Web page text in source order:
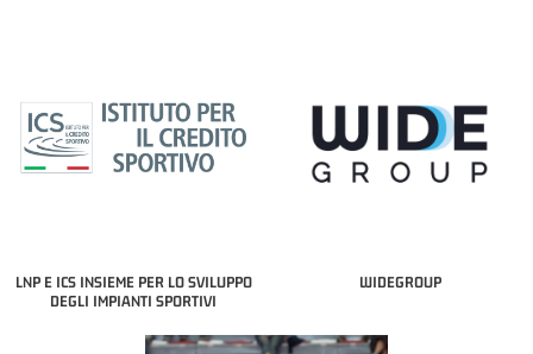
LNP E ICS INSIEME PER LO SVILUPPO
DEGLI IMPIANTI SPORTIVI
WIDEGROUP